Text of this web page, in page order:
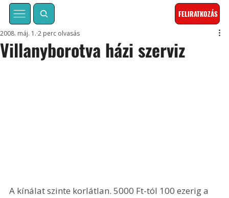
FELIRATKOZÁS
Villanyborotva házi szerviz
2008. máj. 1. 2 perc olvasás
A kínálat szinte korlátlan. 5000 Ft-tól 100 ezerig a